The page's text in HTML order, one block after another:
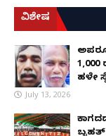
ವಿಶೇಷ
ಹಳೇ
July 13, 2026